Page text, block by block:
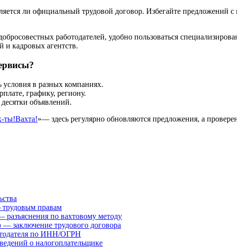
ли официальный трудовой договор. Избегайте предложений с
работодателей, удобно пользоваться
и кадровых агентств.
в разных компаниях.
графику, региону.
объявлений.
ты!Вахта!»— здесь регулярно обновляются предложения, а
правам
по вахтовому методу
заключение трудового договора
по ИНН/ОГРН
о налогоплательщике